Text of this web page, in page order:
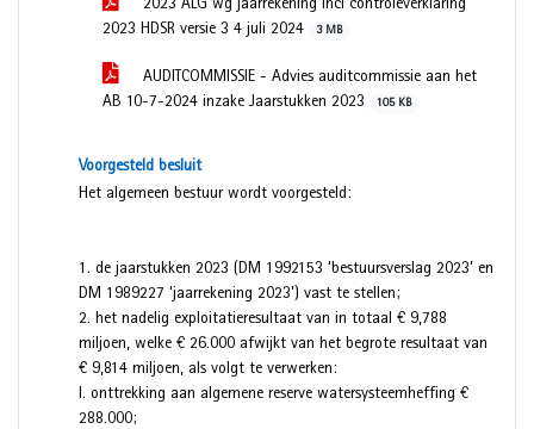
2023 ALG wg jaarrekening incl controleverklaring
2023 HDSR versie 3 4 juli 2024
3 MB
AUDITCOMMISSIE - Advies auditcommissie aan het
AB 10-7-2024 inzake Jaarstukken 2023
105 KB
Voorgesteld besluit
Het algemeen bestuur wordt voorgesteld:
1. de jaarstukken 2023 (DM 1992153 ‘bestuursverslag 2023’ en
DM 1989227 ‘jaarrekening 2023’) vast te stellen;
2. het nadelig exploitatieresultaat van in totaal € 9,788
miljoen, welke € 26.000 afwijkt van het begrote resultaat van
€ 9,814 miljoen, als volgt te verwerken:
I. onttrekking aan algemene reserve watersysteemheffing €
288.000;